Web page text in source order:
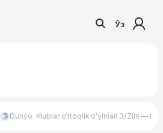
Ўз
Dunyo. Klublar o'rtoqlik o'yinlari 3/Zlín —